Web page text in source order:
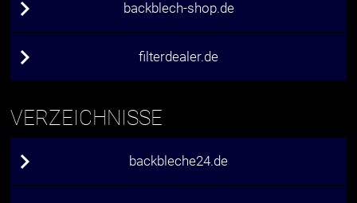
backblech-shop.de
filterdealer.de
VERZEICHNISSE
backbleche24.de